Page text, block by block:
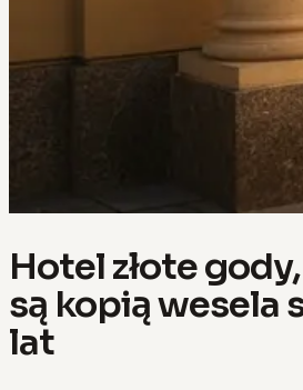
Hotel złote
są kopią wesela
lat